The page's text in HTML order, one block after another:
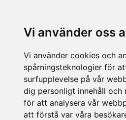
Vi använder oss
Vi använder cookies och
spårningsteknologier för
surfupplevelse på vår
dig personligt innehåll och
för att analysera vår
att förstå var våra